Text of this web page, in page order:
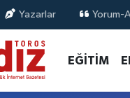
Yazarlar Yorum-
EĞİTİM